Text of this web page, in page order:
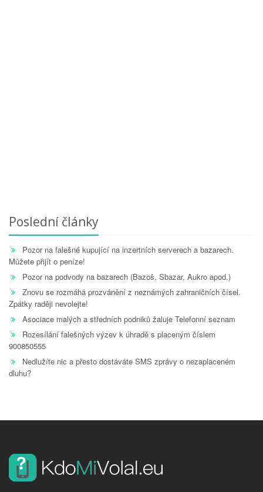
Poslední články
Pozor na falešné kupující na inzertních serverech a bazarech.
Můžete přijít o peníze!
Pozor na podvody na bazarech (Bazoš, Sbazar, Aukro apod.)
Znovu se rozmáhá prozvánění z neznámých zahraničních čísel.
Zpátky raději nevolejte!
Asociace malých a středních podniků žaluje Telefonní seznam
Rozesílání falešných výzev k úhradě s placeným číslem
900850555
Nedlužíte nic a přesto dostáváte SMS zprávy o nezaplaceném
dluhu?